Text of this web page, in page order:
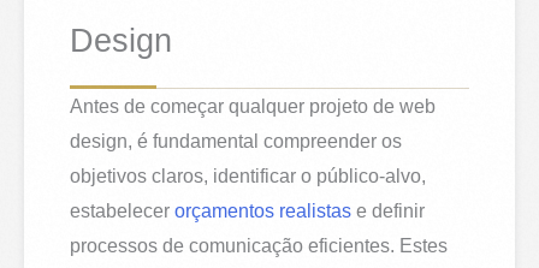
Design
Antes de começar qualquer projeto de web
design, é fundamental compreender os
objetivos claros, identificar o público-alvo,
estabelecerorçamentos realistas e definir
processos de comunicação eficientes. Estes